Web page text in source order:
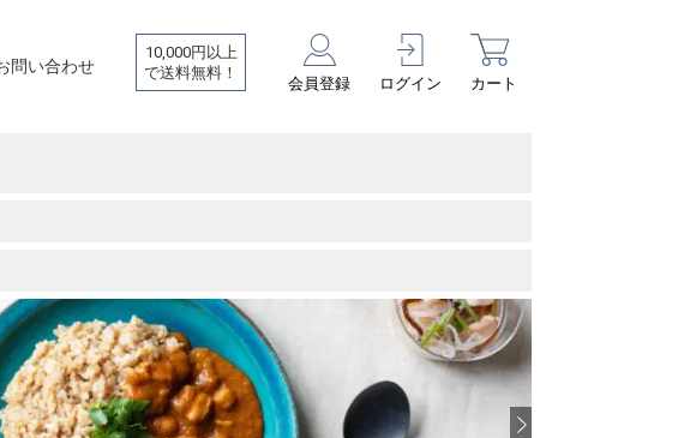
会員登録 ログイン カート
問い合わせ
10,000円以上
で送料無料！